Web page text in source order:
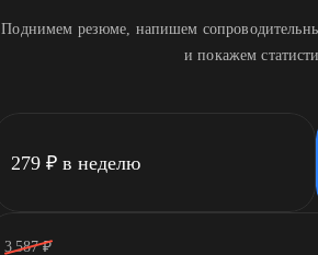
Поднимем резюме, напишем
и покажем
279 ₽ в неделю
3 587 ₽